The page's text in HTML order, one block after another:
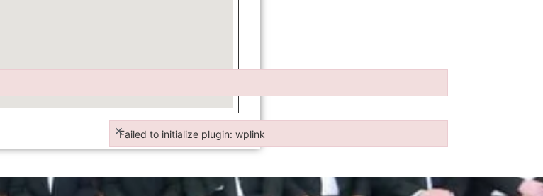
Failed to initialize plugin: wplink
×
Failed to initialize plugin: wplink